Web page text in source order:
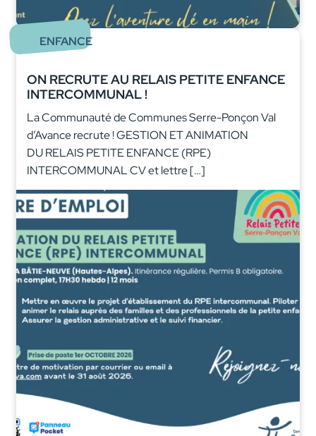
ENFANCE
ON RECRUTE AU RELAIS PETITE ENFANCE
INTERCOMMUNAL !
La Communauté de Communes Serre-Ponçon Val
d’Avance recrute ! GESTION ET ANIMATION
DU RELAIS PETITE ENFANCE (RPE)
INTERCOMMUNAL CV et lettre […]